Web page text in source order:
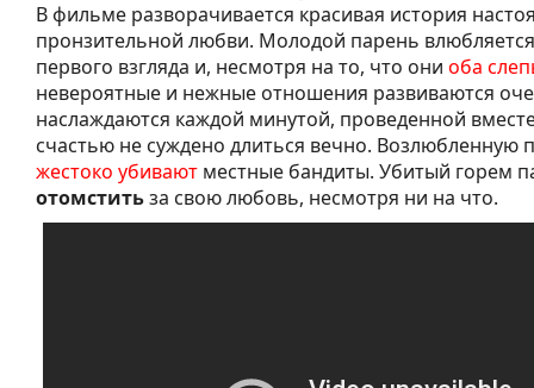
В фильме разворачивается красивая история
пронзительной любви. Молодой парень
первого взгляда и, несмотря на то, что они оба
невероятные и нежные отношения развиваются
наслаждаются каждой минутой, проведенной
счастью не суждено длиться вечно. Возлюбленную
жестоко убивают местные бандиты. Убитый горем
отомститьза свою любовь, несмотря ни на что.